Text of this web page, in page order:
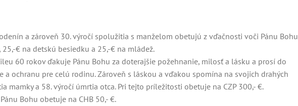
a zároveň 30. výročí spolužitia s manželom obetujú z vďačnosti voči Pánu Bohu
€ na detskú besiedku a 25,-€ na mládež.
60 rokov ďakuje Pánu Bohu za doterajšie požehnanie, milosť a lásku a prosí do
a ochranu pre celú rodinu. Zároveň s láskou a vďakou spomína na svojich drahých
mamky a 58. výročí úmrtia otca. Pri tejto príležitosti obetuje na CZP 300,- €.
Bohu obetuje na CHB 50,- €.